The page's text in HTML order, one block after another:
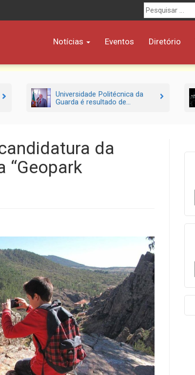
Procurar
por:
Notícias Eventos Diretório
Universidade Politécnica da
Guarda é resultado de...
da
“Geopark